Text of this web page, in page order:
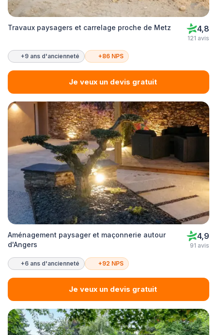
Travaux paysagers et carrelage proche de Metz 4,8
121 avis
+9 ans d'ancienneté +86 NPS
Je veux un devis gratuit
Aménagement paysager et maçonnerie autour
d'Angers
4,9
91 avis
+6 ans d'ancienneté +92 NPS
Je veux un devis gratuit